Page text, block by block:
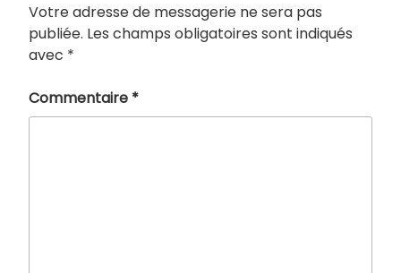
Votre adresse de messagerie ne sera pas
publiée. Les champs obligatoires sont indiqués
avec *
Commentaire *